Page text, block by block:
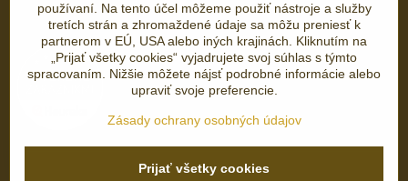
©2026Copyright
používaní. Na tento účel môžeme použiť nástroje a služby
tretích strán a zhromaždené údaje sa môžu preniesť k
partnerom v EÚ, USA alebo iných krajinách. Kliknutím na
„Prijať všetky cookies“ vyjadrujete svoj súhlas s týmto
spracovaním. Nižšie môžete nájsť podrobné informácie alebo
upraviť svoje preferencie.
Zásady ochrany osobných údajov
Prijať všetky cookies